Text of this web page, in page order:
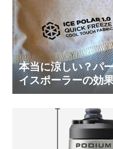
本当に涼しい？パ
イスポーラーの効
ってみた